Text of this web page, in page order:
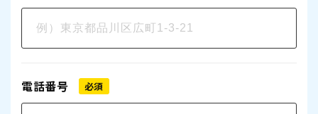
電話番号 必須